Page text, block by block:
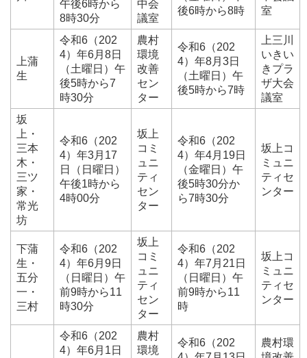
午後6時から
8時30分
中会
議室
後6時から8時
室
上蒲
生
令和6（202
4）年6月8日
（土曜日）午
後5時から7
時30分
農村
環境
改善
セン
ター
令和6（202
4）年8月3日
（土曜日）午
後5時から7時
上三川
いきい
きプラ
ザ大会
議室
坂
上・
三本
木・
三ツ
家・
常光
坊
令和6（202
4）年3月17
日（日曜日）
午後1時から
4時00分
坂上
コミ
ュニ
ティ
セン
ター
令和6（202
4）年4月19日
（金曜日）午
後5時30分か
ら7時30分
坂上コ
ミュニ
ティセ
ンター
下蒲
生・
五分
一・
三村
令和6（202
4）年6月9日
（日曜日）午
前9時から11
時30分
坂上
コミ
ュニ
ティ
セン
ター
令和6（202
4）年7月21日
（日曜日）午
前9時から11
時
坂上コ
ミュニ
ティセ
ンター
令和6（202
4）年6月1日
農村
環境
令和6（202
農村環